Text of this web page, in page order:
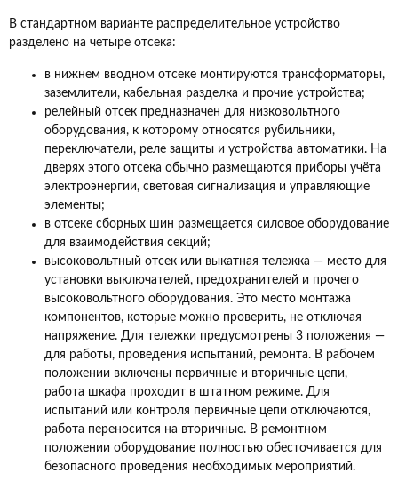
В стандартном варианте распределительное устройство
разделено на четыре отсека:
в нижнем вводном отсеке монтируются трансформаторы,
заземлители, кабельная разделка и прочие устройства;
релейный отсек предназначен для низковольтного
оборудования, к которому относятся рубильники,
переключатели, реле защиты и устройства автоматики. На
дверях этого отсека обычно размещаются приборы учёта
электроэнергии, световая сигнализация и управляющие
элементы;
в отсеке сборных шин размещается силовое оборудование
для взаимодействия секций;
высоковольтный отсек или выкатная тележка — место для
установки выключателей, предохранителей и прочего
высоковольтного оборудования. Это место монтажа
компонентов, которые можно проверить, не отключая
напряжение. Для тележки предусмотрены 3 положения —
для работы, проведения испытаний, ремонта. В рабочем
положении включены первичные и вторичные цепи,
работа шкафа проходит в штатном режиме. Для
испытаний или контроля первичные цепи отключаются,
работа переносится на вторичные. В ремонтном
положении оборудование полностью обесточивается для
безопасного проведения необходимых мероприятий.